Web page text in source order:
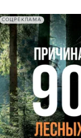
СОЦРЕКЛАМА